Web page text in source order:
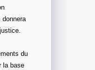
donnera
du
la base